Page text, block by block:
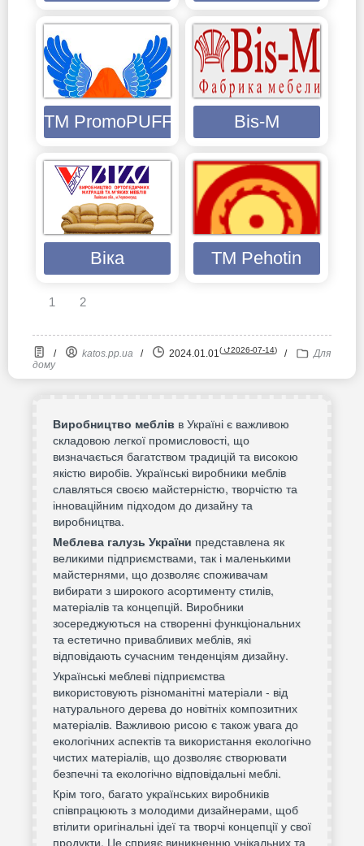
TM PromoPUFF Bis-M
Віка ТМ Pehotin
1 2
/ katos.pp.ua / 2024.01.01( ⮍2026-07-14) /
Для
дому
Виробництво меблів в Україні є важливою
складовою легкої промисловості, що
визначається багатством традицій та високою
якістю виробів. Українські виробники меблів
славляться своєю майстерністю, творчістю та
інноваційним підходом до дизайну та
виробництва.
Меблева галузь України представлена як
великими підприємствами, так і маленькими
майстернями, що дозволяє споживачам
вибирати з широкого асортименту стилів,
матеріалів та концепцій. Виробники
зосереджуються на створенні функціональних
та естетично привабливих меблів, які
відповідають сучасним тенденціям дизайну.
Українські меблеві підприємства
використовують різноманітні матеріали - від
натурального дерева до новітніх композитних
матеріалів. Важливою рисою є також увага до
екологічних аспектів та використання екологічно
чистих матеріалів, що дозволяє створювати
безпечні та екологічно відповідальні меблі.
Крім того, багато українських виробників
співпрацюють з молодими дизайнерами, щоб
втілити оригінальні ідеї та творчі концепції у свої
продукти. Це сприяє виникненню унікальних та